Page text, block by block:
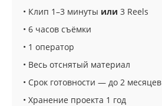
• Клип 1–3 минуты или 3 Reels
• 6 часов съёмки
• 1 оператор
• Весь отснятый материал
• Срок готовности — до 2 месяцев
• Хранение проекта 1 год